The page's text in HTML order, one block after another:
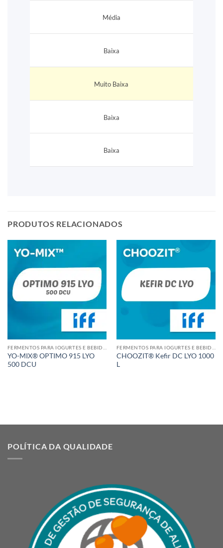
Média
Baixa
Muito Baixa
Baixa
Baixa
PRODUTOS RELACIONADOS
YO-MIX® OPTIMO 915 LYO
500 DCU
CHOOZIT® Kefir DC LYO 1000
L
POLÍTICA DA QUALIDADE